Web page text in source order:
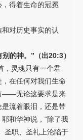
得着生命的冠冕
对历史事实的认
的神。”（出20:3）
灵魂只有一个君
在任何对我们生命
——无论这要求是来
流着眼泪，还是带
和华神说，“除了我
圣职、圣礼上沦陷于